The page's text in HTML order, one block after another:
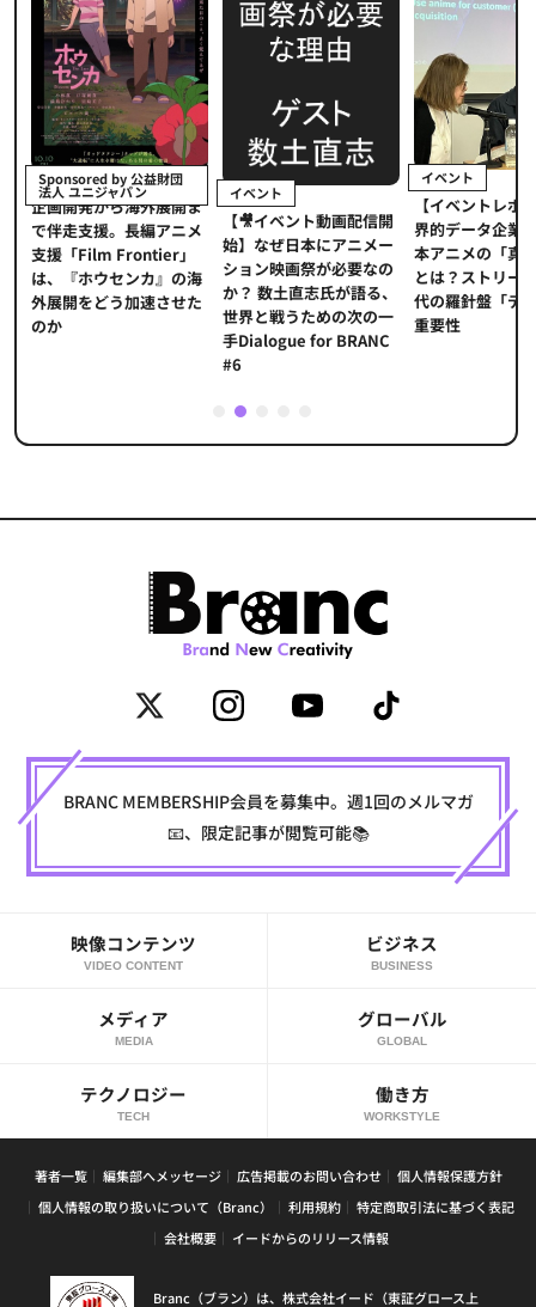
Sponsored by 公益財団
法人 ユニジャパン
企画開発から海外展開ま
で伴走支援。長編アニメ
支援「Film Frontier」
は、『ホウセンカ』の海
外展開をどう加速させた
のか
イベント
【🎥イベント動画配信開
始】なぜ日本にアニメー
ション映画祭が必要なの
か？ 数土直志氏が語る、
世界と戦うための次の一
手Dialogue for BRANC
#6
イベント
【イベントレポ
界的データ企業
本アニメの「真
とは？ストリー
代の羅針盤「デ
重要性
2
BRANC MEMBERSHIP会員を募集中。週1回のメルマガ
📧、限定記事が閲覧可能📚
映像コンテンツ
VIDEO CONTENT
ビジネス
BUSINESS
メディア
MEDIA
グローバル
GLOBAL
テクノロジー
TECH
働き方
WORKSTYLE
著者一覧 編集部へメッセージ 広告掲載のお問い合わせ
個人情報保護方針
個人情報の取り扱いについて（Branc）
利用規約
特定商取引法に基づく表記
会社概要
イードからのリリース情報
Branc（ブラン）は、株式会社イード（東証グロース上